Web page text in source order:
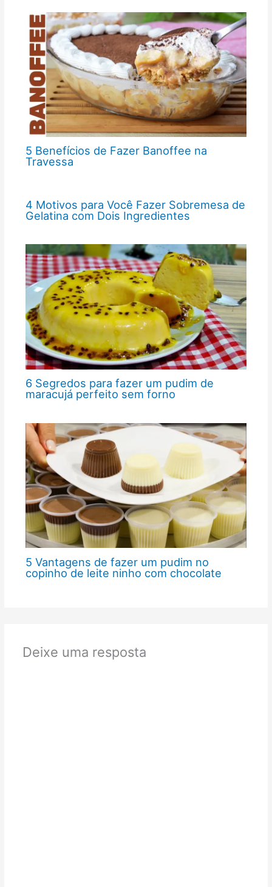
5 Benefícios de Fazer Banoffee na
Travessa
4 Motivos para Você Fazer Sobremesa de
Gelatina com Dois Ingredientes
6 Segredos para fazer um pudim de
maracujá perfeito sem forno
5 Vantagens de fazer um pudim no
copinho de leite ninho com chocolate
Deixe uma resposta